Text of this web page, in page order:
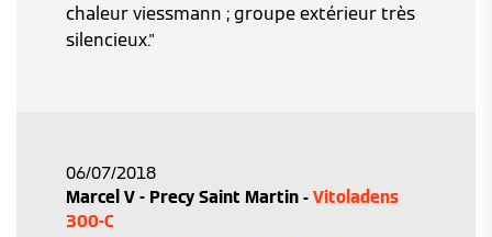
chaleur viessmann ; groupe extérieur très
silencieux."
06/07/2018
Marcel V - Precy Saint Martin - Vitoladens
300-C